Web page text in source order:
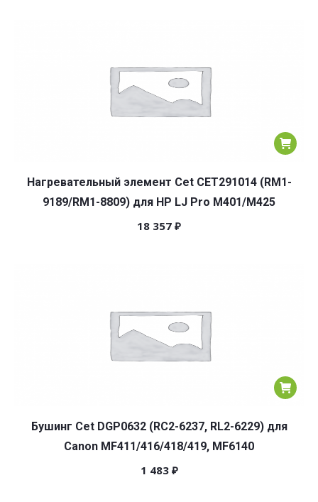
Нагревательный элемент Cet CET291014 (RM1-
9189/RM1-8809) для HP LJ Pro M401/M425
18 357 ₽
Бушинг Cet DGP0632 (RC2-6237, RL2-6229) для
Canon MF411/416/418/419, MF6140
1 483 ₽